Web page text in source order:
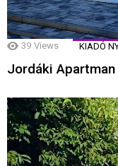
39 Views KIADÓ
Jordáki